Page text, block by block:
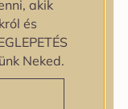
akik
és
Neked.